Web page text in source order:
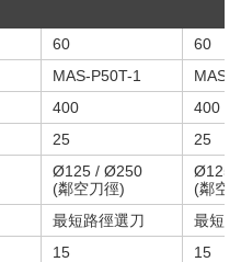
60
60
MAS-P50T-1
MAS-
400
400
25 25
Ø125 / Ø250
(鄰空刀徑)
Ø125
(鄰空
最短路徑選刀
最短
15 15